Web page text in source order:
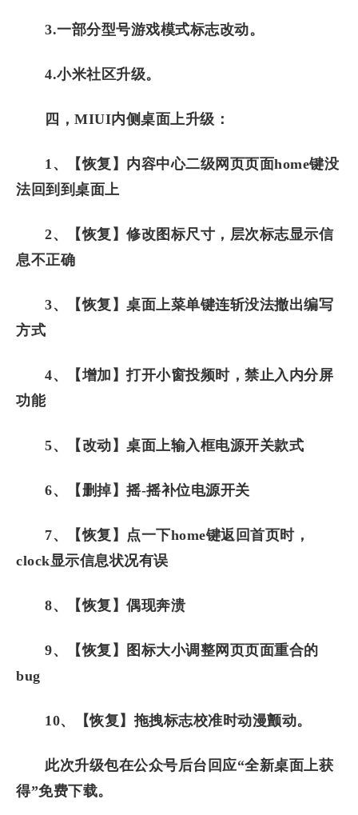
3.一部分型号游戏模式标志改动。
4.小米社区升级。
四，MIUI内侧桌面上升级：
1、【恢复】内容中心二级网页页面home键没
法回到到桌面上
2、【恢复】修改图标尺寸，层次标志显示信
息不正确
3、【恢复】桌面上菜单键连斩没法撤出编写
方式
4、【增加】打开小窗投频时，禁止入内分屏
功能
5、【改动】桌面上输入框电源开关款式
6、【删掉】摇-摇补位电源开关
7、【恢复】点一下home键返回首页时，
clock显示信息状况有误
8、【恢复】偶现奔溃
9、【恢复】图标大小调整网页页面重合的
bug
10、【恢复】拖拽标志校准时动漫颤动。
此次升级包在公众号后台回应“全新桌面上获
得”免费下载。